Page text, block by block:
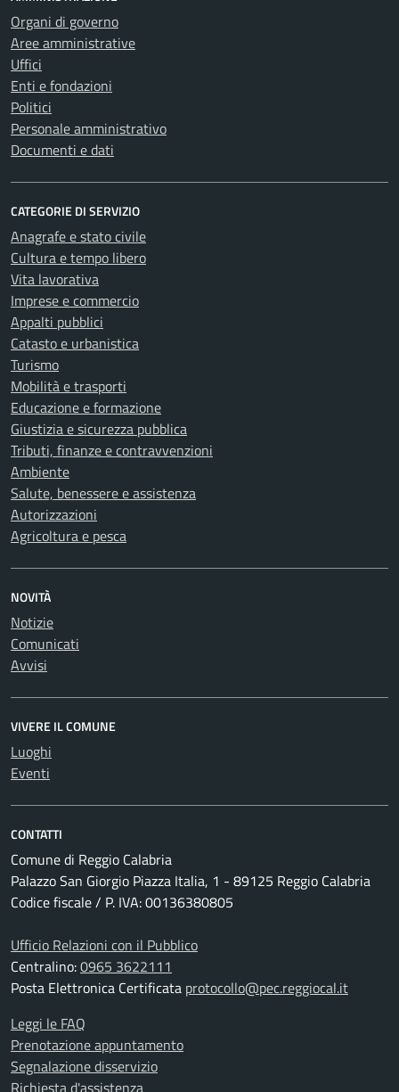
Organi di governo
Aree amministrative
Uffici
Enti e fondazioni
Politici
Personale amministrativo
Documenti e dati
CATEGORIE DI SERVIZIO
Anagrafe e stato civile
Cultura e tempo libero
Vita lavorativa
Imprese e commercio
Appalti pubblici
Catasto e urbanistica
Turismo
Mobilità e trasporti
Educazione e formazione
Giustizia e sicurezza pubblica
Tributi, finanze e contravvenzioni
Ambiente
Salute, benessere e assistenza
Autorizzazioni
Agricoltura e pesca
NOVITÀ
Notizie
Comunicati
Avvisi
VIVERE IL COMUNE
Luoghi
Eventi
CONTATTI
Comune di Reggio Calabria
Palazzo San Giorgio Piazza Italia, 1 - 89125 Reggio Calabria
Codice fiscale / P. IVA: 00136380805
Ufficio Relazioni con il Pubblico
Centralino:0965 3622111
Posta Elettronica Certificata protocollo@pec.reggiocal.it
Leggi le FAQ
Prenotazione appuntamento
Segnalazione disservizio